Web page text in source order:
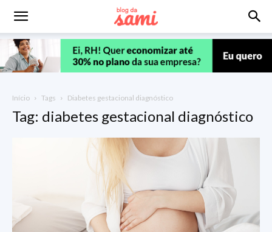
Início Tags Diabetes gestacional diagnóstico
Tag: diabetes gestacional diagnóstico